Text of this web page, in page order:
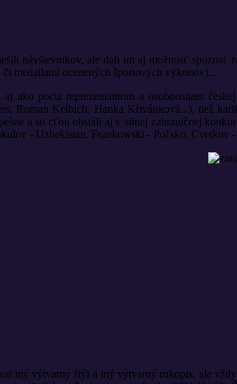
návštevníkov, ale dali im aj možnosť spoznať
či medailami ocenených športových výkonov)...
aj ako pocta reprezentantom a osobnostiam
Roman Kelbich. Hanka Křivánková...), tiež
a so cťou obstáli aj v silnej zahraničnej
- Uzbekistan, Frankowski - Poľsko, Cvetkov
iný výtvarný štýl a iný výtvarný rukopis, ale